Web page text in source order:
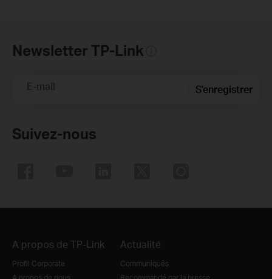
Newsletter TP-Link
E-mail S'enregistrer
Suivez-nous
A propos de TP-Link
Profil Corporate
Actualité
Communiqués